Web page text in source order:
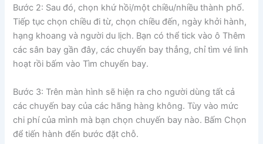
Bước 2: Sau đó, chọn khứ hồi/một chiều/nhiều thành phố.
Tiếp tục chọn chiều đi từ, chọn chiều đến, ngày khởi hành,
hạng khoang và người du lịch. Bạn có thể tick vào ô Thêm
các sân bay gần đây, các chuyến bay thẳng, chỉ tìm vé linh
hoạt rồi bấm vào Tìm chuyến bay.
Bước 3: Trên màn hình sẽ hiện ra cho người dùng tất cả
các chuyến bay của các hãng hàng không. Tùy vào mức
chi phí của mình mà bạn chọn chuyến bay nào. Bấm Chọn
để tiến hành đến bước đặt chỗ.